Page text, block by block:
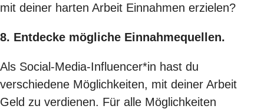
mit deiner harten Arbeit Einnahmen erzielen?
8. Entdecke mögliche Einnahmequellen.
Als Social-Media-Influencer*in hast du
verschiedene Möglichkeiten, mit deiner Arbeit
Geld zu verdienen. Für alle Möglichkeiten